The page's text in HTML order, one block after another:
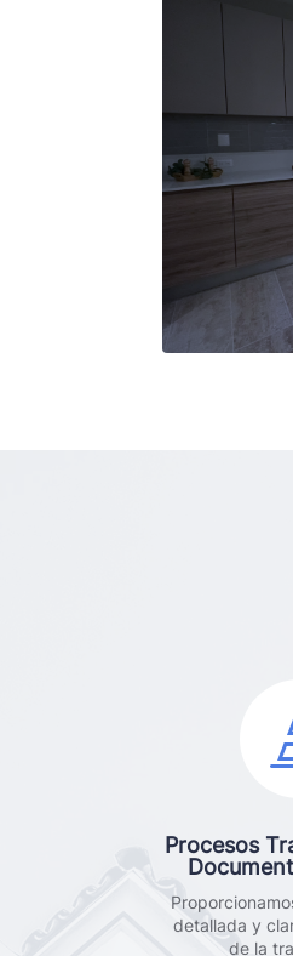
Procesos
detallada y
de la